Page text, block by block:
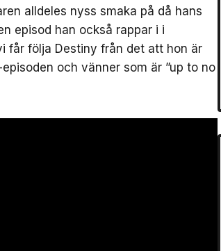
alldeles nyss smaka på då hans
episod han också rappar i i
får följa Destiny från det att hon är
och vänner som är ”up to no